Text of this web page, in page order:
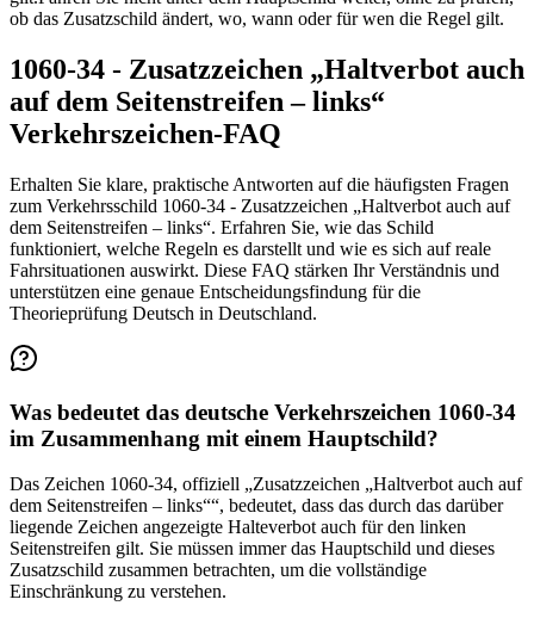
ob das Zusatzschild ändert, wo, wann oder für wen die Regel gilt.
1060-34 - Zusatzzeichen „Haltverbot auch
auf dem Seitenstreifen – links“
Verkehrszeichen-FAQ
Erhalten Sie klare, praktische Antworten auf die häufigsten Fragen
zum Verkehrsschild 1060-34 - Zusatzzeichen „Haltverbot auch auf
dem Seitenstreifen – links“. Erfahren Sie, wie das Schild
funktioniert, welche Regeln es darstellt und wie es sich auf reale
Fahrsituationen auswirkt. Diese FAQ stärken Ihr Verständnis und
unterstützen eine genaue Entscheidungsfindung für die
Theorieprüfung Deutsch in Deutschland.
Was bedeutet das deutsche Verkehrszeichen 1060-34
im Zusammenhang mit einem Hauptschild?
Das Zeichen 1060-34, offiziell „Zusatzzeichen „Haltverbot auch auf
dem Seitenstreifen – links““, bedeutet, dass das durch das darüber
liegende Zeichen angezeigte Halteverbot auch für den linken
Seitenstreifen gilt. Sie müssen immer das Hauptschild und dieses
Zusatzschild zusammen betrachten, um die vollständige
Einschränkung zu verstehen.